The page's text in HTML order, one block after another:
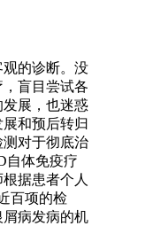
的诊断。没
盲目尝试各
展，也迷惑
和预后转归
对于彻底治
自体免疫疗
据患者个人
百项的检
病发病的机